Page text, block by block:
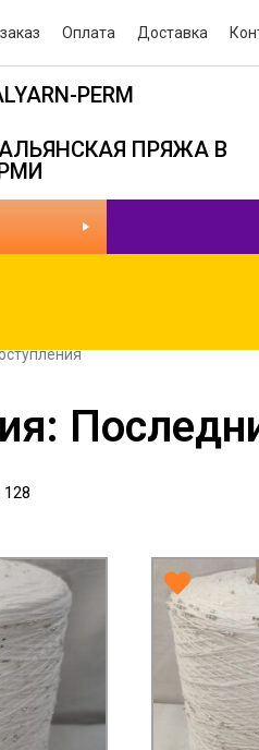
Оплата Доставка
PERM
ПРЯЖА В